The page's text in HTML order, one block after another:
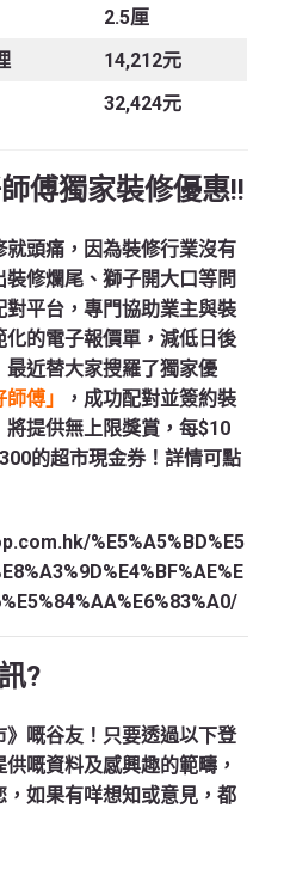
2.5厘
14,212元
32,424元
傅獨家裝修優惠!!
頭痛，因為裝修行業沒有
修爛尾、獅子開大口等問
平台，專門協助業主與裝
的電子報價單，減低日後
近替大家搜羅了獨家優
師傅」
，成功配對並簽約裝
提供無上限獎賞，每$10
的超市現金券！詳情可點
%E5%A5%BD%E5
?
嘅谷友！只要透過以下登
嘅資料及感興趣的範疇，
如果有咩想知或意見，都